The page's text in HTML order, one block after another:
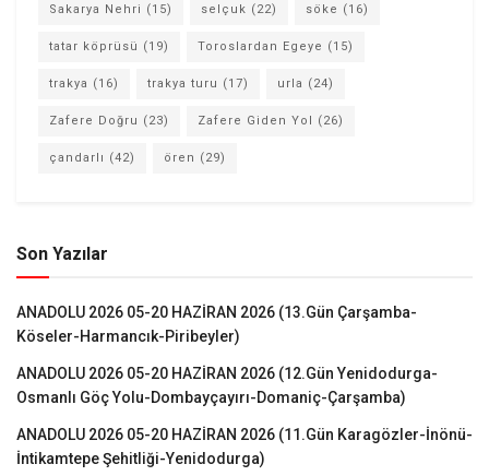
Sakarya Nehri (15) selçuk (22) söke (16)
tatar köprüsü (19) Toroslardan Egeye (15)
trakya (16) trakya turu (17) urla (24)
Zafere Doğru (23) Zafere Giden Yol (26)
çandarlı (42) ören (29)
Son Yazılar
ANADOLU 2026 05-20 HAZİRAN 2026 (13.Gün Çarşamba-
Köseler-Harmancık-Piribeyler)
ANADOLU 2026 05-20 HAZİRAN 2026 (12.Gün Yenidodurga-
Osmanlı Göç Yolu-Dombayçayırı-Domaniç-Çarşamba)
ANADOLU 2026 05-20 HAZİRAN 2026 (11.Gün Karagözler-İnönü-
İntikamtepe Şehitliği-Yenidodurga)